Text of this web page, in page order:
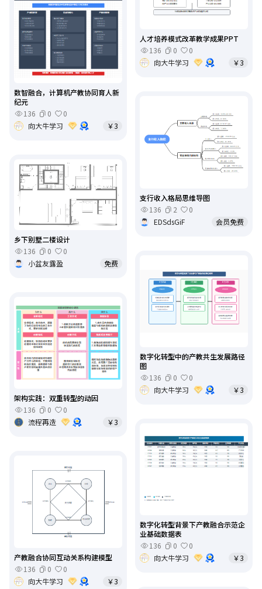
人才培养模式改革教学成果PPT
136
0
0
向大牛学习
￥3
数智融合，计算机产教协同育人新
纪元
136
0
0
向大牛学习
￥3
支行收入格局思维导图
136
2
0
EDSdsGiF
会员免费
乡下别墅二楼设计
136
0
0
小盆友露盈
免费
数字化转型中的产教共生发展路径
图
136
0
0
向大牛学习
￥3
架构实践：双重转型的动因
136
0
0
流程再造
￥3
数字化转型背景下产教融合示范企
业基础数据表
136
0
0
向大牛学习
￥3
产教融合协同互动关系构建模型
136
0
0
向大牛学习
￥3